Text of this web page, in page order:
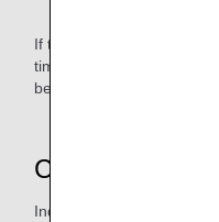
If the ANA Mileage Club
time of application, miles
be delayed.
Contacts
Inquiry